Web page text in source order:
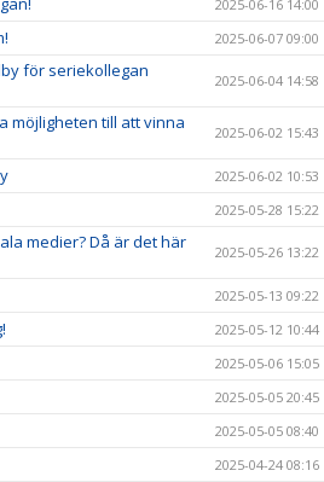
2025-06-16 14:00
2025-06-07 09:00
för seriekollegan
2025-06-04 14:58
möjligheten till att vinna
2025-06-02 15:43
2025-06-02 10:53
2025-05-28 15:22
medier? Då är det här
2025-05-26 13:22
2025-05-13 09:22
2025-05-12 10:44
2025-05-06 15:05
2025-05-05 20:45
2025-05-05 08:40
2025-04-24 08:16